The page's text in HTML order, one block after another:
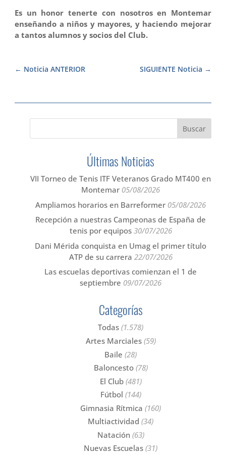
Es un honor tenerte con nosotros en Montemar
enseñando a niños y mayores, y haciendo mejorar
a tantos alumnos y socios del Club.
SIGUIENTE Noticia
Noticia ANTERIOR
Últimas Noticias
VII Torneo de Tenis ITF Veteranos Grado MT400 en
Montemar 05/08/2026
Ampliamos horarios en Barreformer 05/08/2026
Recepción a nuestras Campeonas de España de
tenis por equipos 30/07/2026
Dani Mérida conquista en Umag el primer título
ATP de su carrera 22/07/2026
Las escuelas deportivas comienzan el 1 de
septiembre 09/07/2026
Categorías
Todas (1.578)
Artes Marciales(59)
Baile (28)
Baloncesto(78)
El Club(481)
Fútbol (144)
Gimnasia Rítmica (160)
Multiactividad (34)
Natación(63)
Nuevas Escuelas (31)